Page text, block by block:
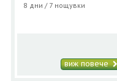
8 дни / 7 нощувки
виж повече